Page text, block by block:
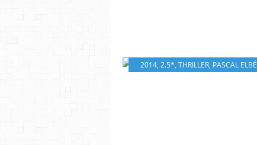
2014, 2.5*, THRILLER, PASCAL ELBÉ